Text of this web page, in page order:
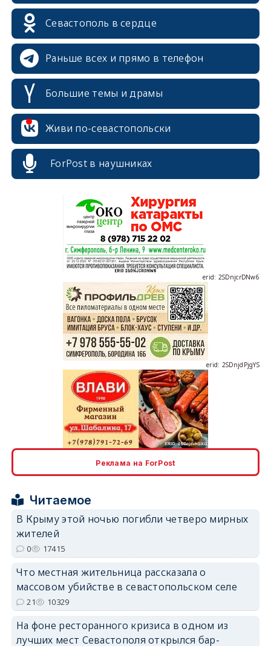
Севастополь в сердце
Раньше всех и прямо в телефон
Большие темы и драмы
Живи по-севастопольски
ForPost в наушниках
erid: 2SDnjdPjgYS
erid: 2SDnjcrDNw6
erid: 2SDnjdPjgYS
erid: 2SDnjdvhGXG
Реклама на ForPost
Читаемое
В Крыму этой ночью погибли четверо мирных
жителей
0 17415
Что местная жительница рассказала о
массовом убийстве в севастопольском селе
21 10329
На фоне ресторанного кризиса в одном из
лучших мест Севастополя открылся бар-